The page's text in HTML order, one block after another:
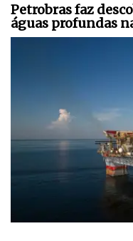
Petrobras faz
águas profundas